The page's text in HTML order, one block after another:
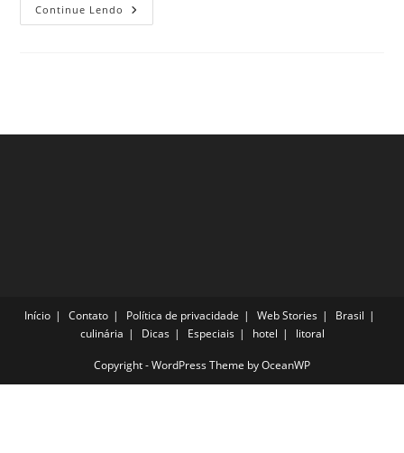
Continue Lendo Descubra
O
Especial!
Início Contato Política de privacidade Web Stories
Brasil
culinária
Dicas Especiais hotel litoral
Copyright - WordPress Theme by OceanWP